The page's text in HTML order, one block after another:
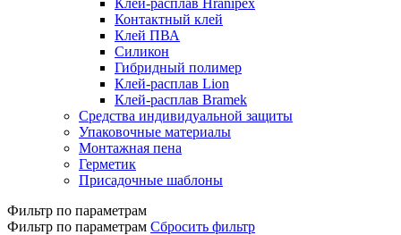
Контактный клей
Клей ПВА
Силикон
Гибридный полимер
Клей-расплав Lion
Клей-расплав Bramek
Средства индивидуальной защиты
Упаковочные материалы
Монтажная пена
Герметик
Присадочные шаблоны
Фильтр по параметрам
Фильтр по параметрам Сбросить фильтр